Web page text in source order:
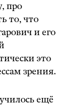
про
то, что
и его
это
зрения.
ещё